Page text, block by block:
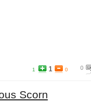
1 1 0 0
Scorn